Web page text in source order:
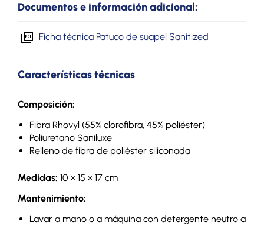
Documentos e información adicional:
Ficha técnica Patuco de suapel Sanitized
Características técnicas
Composición:
Fibra Rhovyl (55% clorofibra, 45% poliéster)
Poliuretano Saniluxe
Relleno de fibra de poliéster siliconada
Medidas: 10 × 15 × 17 cm
Mantenimiento:
Lavar a mano o a máquina con detergente neutro a